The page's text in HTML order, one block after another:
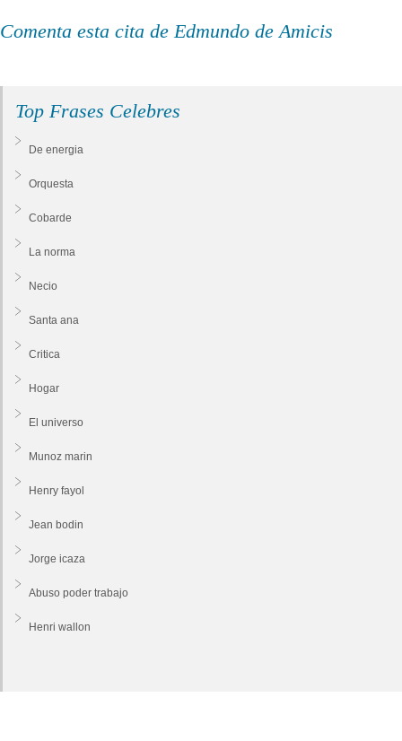
Comenta esta cita de Edmundo de Amicis
Top Frases Celebres
De energia
Orquesta
Cobarde
La norma
Necio
Santa ana
Critica
Hogar
El universo
Munoz marin
Henry fayol
Jean bodin
Jorge icaza
Abuso poder trabajo
Henri wallon